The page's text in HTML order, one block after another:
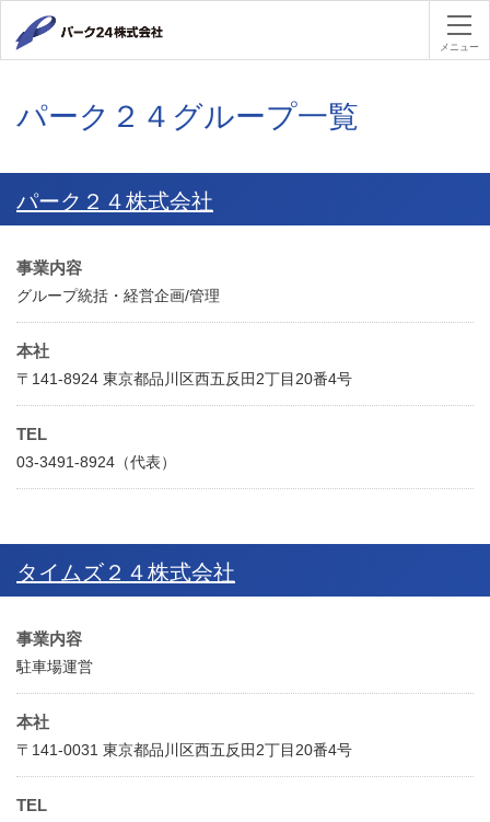
パーク２
メニュー
パーク２４グループ一覧
パーク２４株式会社
事業内容
グループ統括・経営企画/管理
本社
〒141-8924 東京都品川区西五反田2丁目20番4号
TEL
03-3491-8924（代表）
タイムズ２４株式会社
事業内容
駐車場運営
本社
〒141-0031 東京都品川区西五反田2丁目20番4号
TEL